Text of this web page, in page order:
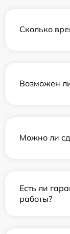
Сколько
Возможен
Можно ли
Есть ли
работы?